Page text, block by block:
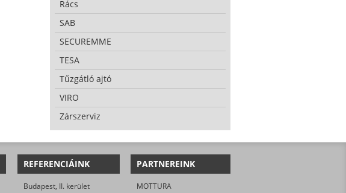
Rács
SAB
SECUREMME
TESA
Tűzgátló ajtó
VIRO
Zárszerviz
REFERENCIÁINK
Budapest, II. kerület
PARTNEREINK
MOTTURA